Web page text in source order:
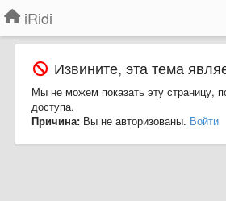
iRidi
Извините, эта тема
Мы не можем показать эту страницу,
доступа.
Причина: Вы не авторизованы. Войти